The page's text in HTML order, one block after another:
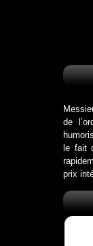
de
le fait
prix